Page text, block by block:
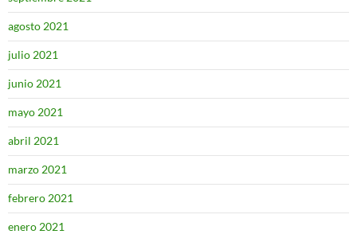
agosto 2021
julio 2021
junio 2021
mayo 2021
abril 2021
marzo 2021
febrero 2021
enero 2021